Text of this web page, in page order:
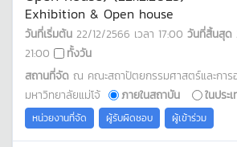
Exhibition & Open house
วันที่เริ่มต้น 22/12/2566 เวลา 17:00 วันที่สิ้นสุด
21:00
ทั้งวัน
สถานที่จัด ณ คณะสถาปัตยกรรมศาสตร์และกา
มหาวิทยาลัยแม่โจ้
ภายในสถาบัน ในประ
หน่วยงานที่จัด ผู้รับผิดชอบ ผู้เข้าร่วม